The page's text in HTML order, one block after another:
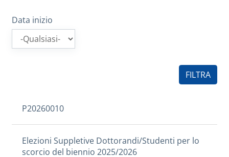
Data inizio
P20260010
Elezioni Suppletive Dottorandi/Studenti per lo
scorcio del biennio 2025/2026